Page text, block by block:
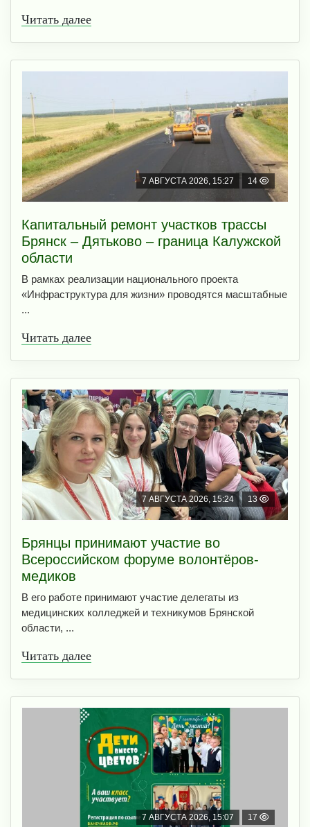
Читать далее
7 АВГУСТА 2026, 15:27 14
Капитальный ремонт участков трассы
Брянск – Дятьково – граница Калужской
области
В рамках реализации национального проекта
«Инфраструктура для жизни» проводятся масштабные
...
Читать далее
7 АВГУСТА 2026, 15:24 13
Брянцы принимают участие во
Всероссийском форуме волонтёров-
медиков
В его работе принимают участие делегаты из
медицинских колледжей и техникумов Брянской
области, ...
Читать далее
7 АВГУСТА 2026, 15:07 17